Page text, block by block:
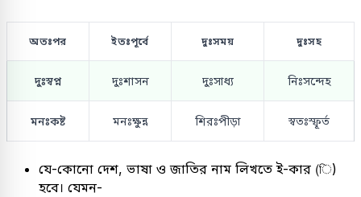
অতঃপর ইতঃপূর্বে দুঃসময় দুঃসহ
দুঃস্বপ্ন দুঃশাসন দুঃসাধ্য নিঃসন্দেহ
মনঃকষ্ট মনঃক্ষুন্ন শিরঃপীড়া স্বতঃস্ফূর্ত
যে-কোনো দেশ, ভাষা ও জাতির নাম লিখতে ই-কার (ি)
হবে। যেমন-